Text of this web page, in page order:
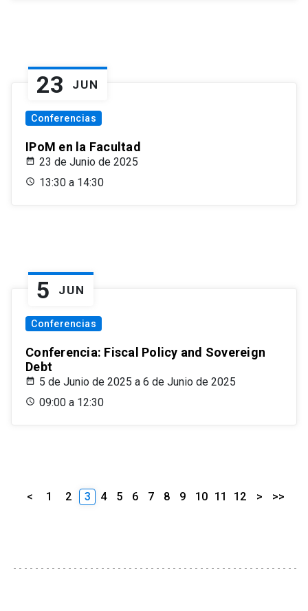
23 JUN
Conferencias
IPoM en la Facultad
23 de Junio de 2025
13:30 a 14:30
5 JUN
Conferencias
Conferencia: Fiscal Policy and Sovereign
Debt
5 de Junio de 2025 a 6 de Junio de 2025
09:00 a 12:30
< 1 2 3 4 5 6 7 8 9 10 11 12 > >>